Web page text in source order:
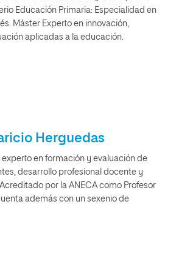
Educación Primaria: Especialidad en
Máster Experto en innovación,
aplicadas a la educación.
Herguedas
experto en formación y evaluación de
desarrollo profesional docente y
por la ANECA como Profesor
además con un sexenio de